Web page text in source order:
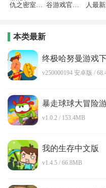
仇之密室游
谷游戏官方
人最
本类最新
终极哈努曼游戏
v250000194 安卓版 /
暴走球球大冒险
v1.0.2 / 153.4MB
我的生存中文版
v1.4.5 / 66.8MB